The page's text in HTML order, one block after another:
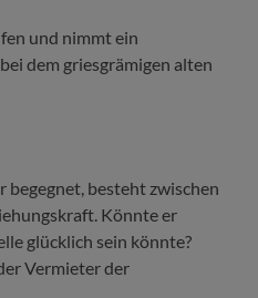
und nimmt ein
dem griesgrämigen alten
begegnet, besteht zwischen
Könnte er
glücklich sein könnte?
Vermieter der